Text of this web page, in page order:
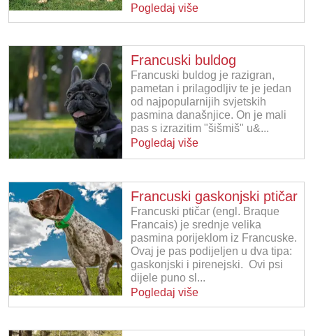
Pogledaj više
Francuski buldog
Francuski buldog je razigran,
pametan i prilagodljiv te je jedan
od najpopularnijih svjetskih
pasmina današnjice. On je mali
pas s izrazitim "šišmiš" u&...
Pogledaj više
Francuski gaskonjski ptičar
Francuski ptičar (engl. Braque
Francais) je srednje velika
pasmina porijeklom iz Francuske.
Ovaj je pas podijeljen u dva tipa:
gaskonjski i pirenejski. Ovi psi
dijele puno sl...
Pogledaj više